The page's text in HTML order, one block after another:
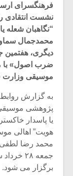
نشست انتقادی
“نگاهبان شعله
محمدجمال
دیگری،
ضرب اصول» با
موسیقی وزارت
به گزارش
پژوهشی موسیقی
یا پاسدار
هویت” اهالی
محمد رضا لطفی
برگزار می شود.